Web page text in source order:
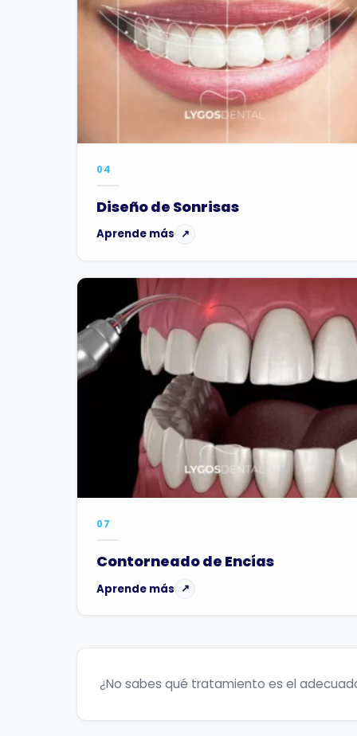
04
Diseño de Sonrisas
Aprende más ↗
07
Contorneado de Encías
Aprende más ↗
¿No sabes qué tratamiento es el